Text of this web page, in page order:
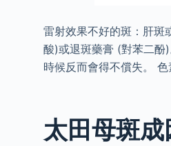
雷射效果不好的斑：肝斑
酸)或退斑藥膏 (對苯二酚
時候反而會得不償失。
太田母斑